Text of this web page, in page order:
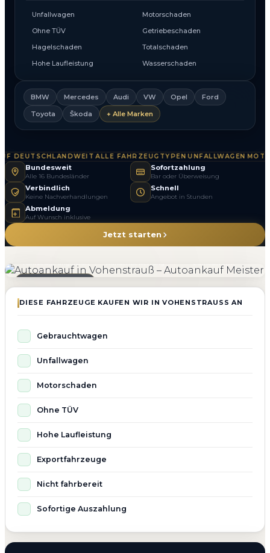
Unfallwagen
Motorschaden
Ohne TÜV
Getriebeschaden
Hagelschaden
Totalschaden
Hohe Laufleistung
Wasserschaden
BMW Mercedes Audi VW Opel
Ford
Toyota
Škoda + Alle Marken
DEUTSCHLANDWEIT·ALLE FAHRZEUGTYPEN·UNFALLWAGEN·
Bundesweit
Alle 16 Bundesländer
Sofortzahlung
Bar oder Überweisung
Verbindlich
Keine Nachverhandlungen
Schnell
Angebot in Stunden
Abmeldung
Auf Wunsch inklusive
Jetzt starten
DIESE FAHRZEUGE KAUFEN WIR IN VOHENSTRAUSS AN
Gebrauchtwagen
Unfallwagen
Motorschaden
Ohne TÜV
Hohe Laufleistung
Exportfahrzeuge
Nicht fahrbereit
Sofortige Auszahlung